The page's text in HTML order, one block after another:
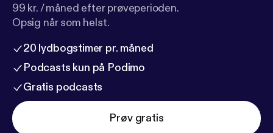
99 kr. / måned efter prøveperioden.
Opsig når som helst.
20 lydbogstimer pr. måned
Podcasts kun på Podimo
Gratis podcasts
Prøv gratis